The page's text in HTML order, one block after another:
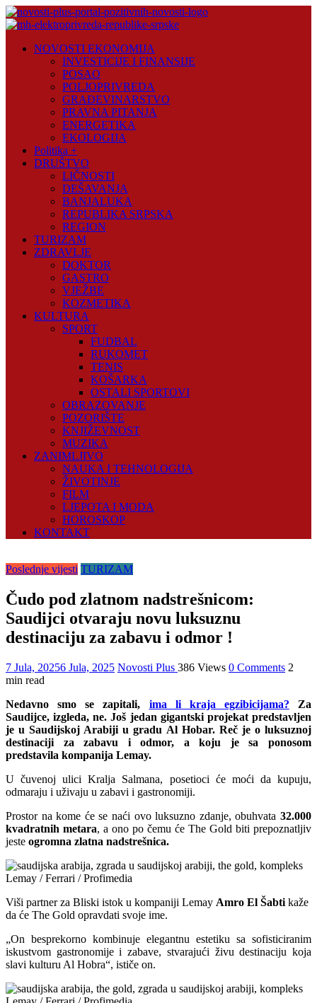
Skip
to
Plus
NOVOSTI EKONOMIJA
INVESTICIJE I FINANSIJE
POSAO
POLJOPRIVREDA
GRAĐEVINARSTVO
PRAVNA PITANJA
ENERGETIKA
EKOLOGIJA
Politika +
DRUŠTVO
LIČNOSTI
DEŠAVANJA
BANJALUKA
REPUBLIKA SRPSKA
REGION
TURIZAM
ZDRAVLJE
DOKTOR
GASTRO
VJEŽBE
KOZMETIKA
KULTURA
SPORT
FUDBAL
RUKOMET
TENIS
KOŠARKA
OSTALI SPORTOVI
OBRAZOVANJE
POZORIŠTE
KNJIŽEVNOST
MUZIKA
ZANIMLJIVO
NAUKA I TEHNOLOGIJA
ŽIVOTINJE
FILM
LJEPOTA I MODA
HOROSKOP
KONTAKT
Poslednje vijesti TURIZAM
Čudo pod zlatnom nadstrešnicom:
Saudijci otvaraju novu luksuznu
destinaciju za zabavu i odmor !
7 Jula, 20256 Jula, 2025 Novosti Plus 386 Views 0 Comments 2
min read
Nedavno smo se zapitali, ima li kraja egzibicijama? Za
Saudijce, izgleda, ne. Još jedan gigantski projekat predstavljen
je u Saudijskoj Arabiji u gradu Al Hobar. Reč je o luksuznoj
destinaciji za zabavu i odmor, a koju je sa ponosom
predstavila kompanija Lemay.
U čuvenoj ulici Kralja Salmana, posetioci će moći da kupuju,
odmaraju i uživaju u zabavi i gastronomiji.
Prostor na kome će se naći ovo luksuzno zdanje, obuhvata 32.000
kvadratnih metara, a ono po čemu će The Gold biti prepoznatljiv
jeste ogromna zlatna nadstrešnica.
Lemay / Ferrari / Profimedia
Viši partner za Bliski istok u kompaniji Lemay Amro El Šabti kaže
da će The Gold opravdati svoje ime.
„On besprekorno kombinuje elegantnu estetiku sa sofisticiranim
iskustvom gastronomije i zabave, stvarajući živu destinaciju koja
slavi kulturu Al Hobra“, ističe on.